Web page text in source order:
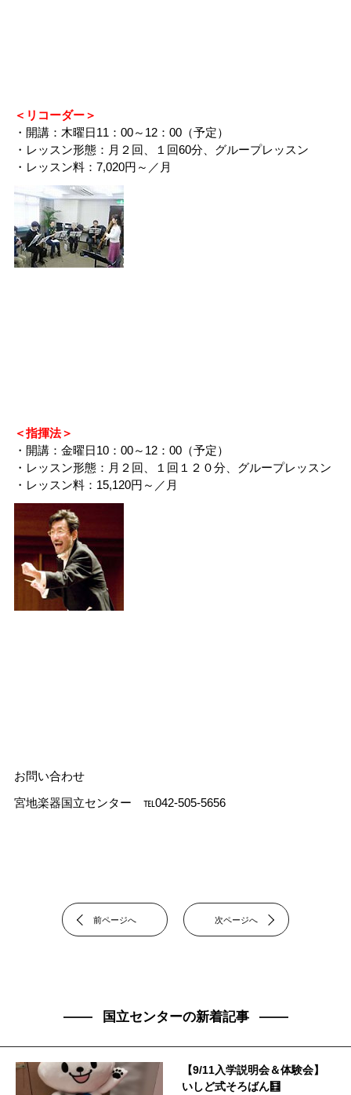
＜リコーダー＞
・開講：木曜日11：00～12：00（予定）
・レッスン形態：月２回、１回60分、グループレッスン
・レッスン料：7,020円～／月
＜指揮法＞
・開講：金曜日10：00～12：00（予定）
・レッスン形態：月２回、１回１２０分、グループレッスン
・レッスン料：15,120円～／月
お問い合わせ
宮地楽器国立センター ℡042-505-5656
前ページへ 次ページへ
国立センターの新着記事
【9/11入学説明会＆体験会】
いしど式そろばん🧮